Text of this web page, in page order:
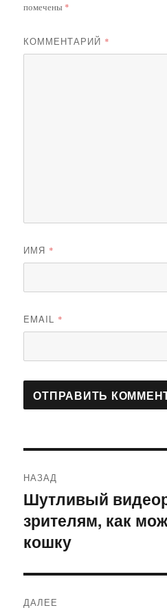
помечены *
КОММЕНТАРИЙ *
ИМЯ *
EMAIL *
по
записям
НАЗАД
Предыдущая
запись:
Шутливый
зрителям, как
кошку
ДАЛЕЕ